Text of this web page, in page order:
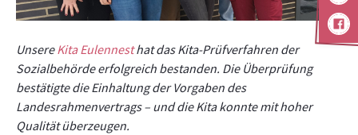
UnsereKita Eulennesthat das Kita-Prüfverfahren der
Sozialbehörde erfolgreich bestanden. Die Überprüfung
bestätigte die Einhaltung der Vorgaben des
Landesrahmenvertrags – und die Kita konnte mit hoher
Qualität überzeugen.